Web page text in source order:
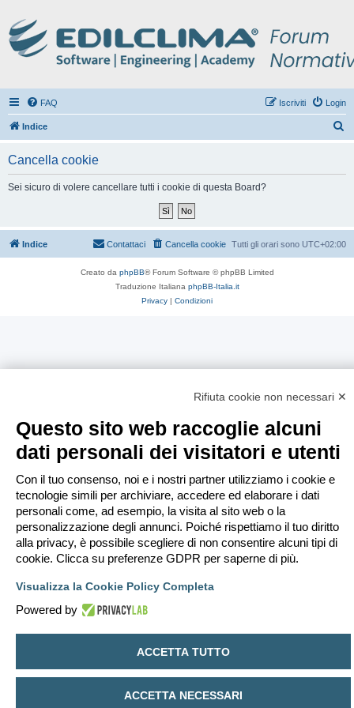
FAQ Login
Iscriviti
Indice
Cancella cookie
Sei sicuro di volere cancellare tutti i cookie di questa Board?
Indice Tutti gli orari sono UTC+02:00
Cancella cookie
Contattaci
Creato da phpBB® Forum Software © phpBB Limited
Traduzione Italiana phpBB-Italia.it
Privacy | Condizioni
Rifiuta cookie non necessari ✕
Questo sito web raccoglie alcuni
dati personali dei visitatori e utenti
Con il tuo consenso, noi e i nostri partner utilizziamo i cookie e
tecnologie simili per archiviare, accedere ed elaborare i dati
personali come, ad esempio, la visita al sito web o la
personalizzazione degli annunci. Poiché rispettiamo il tuo diritto
alla privacy, è possibile scegliere di non consentire alcuni tipi di
cookie. Clicca su preferenze GDPR per saperne di più.
Visualizza la Cookie Policy Completa
Powered by
ACCETTA TUTTO
ACCETTA NECESSARI